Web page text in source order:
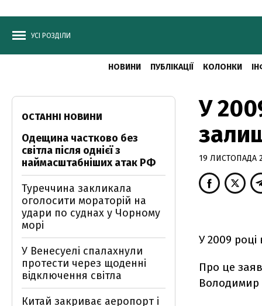
УСІ РОЗДІЛИ
НОВИНИ ПУБЛІКАЦІЇ КОЛОНКИ
У
19 ЛИСТОПАДА
У 2009 році
Про це
Володимир
ОСТАННІ НОВИНИ
Одещина частково без
світла після однієї з
наймасштабніших атак РФ
Туреччина закликала
оголосити мораторій на
удари по суднах у Чорному
морі
У Венесуелі спалахнули
протести через щоденні
відключення світла
Китай закриває аеропорт і